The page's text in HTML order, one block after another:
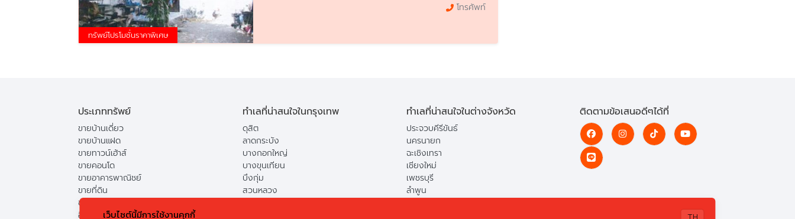
ทรัพย์โปรโมชั่นราคาพิเศษ
โทรศัพท์
ประเภททรัพย์
ขายบ้านเดี่ยว
ขายบ้านแฝด
ขายทาวน์เฮ้าส์
ขายคอนโด
ขายอาคารพาณิชย์
ขายที่ดิน
ขายแฟลต
อื่น
ทำเลที่น่าสนใจในกรุงเทพ
ดุสิต
ลาดกระบัง
บางกอกใหญ่
บางขุนเทียน
บึงกุ่ม
สวนหลวง
ทำเลที่น่าสนใจในต่างจังหวัด
ประจวบคีรีขันธ์
นครนายก
ฉะเชิงเทรา
เชียงใหม่
เพชรบุรี
ลำพูน
ติดตามข้อเสนอดีๆได้ที่
เว็บไซต์นี้มีการใช้งานคุกกี้